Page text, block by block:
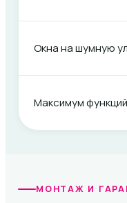
Окна на шумную
Максимум
МОНТАЖ И